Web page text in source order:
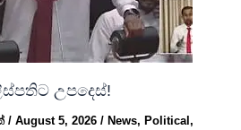
උපදෙස්!
/August 5, 2026/ News, Political,